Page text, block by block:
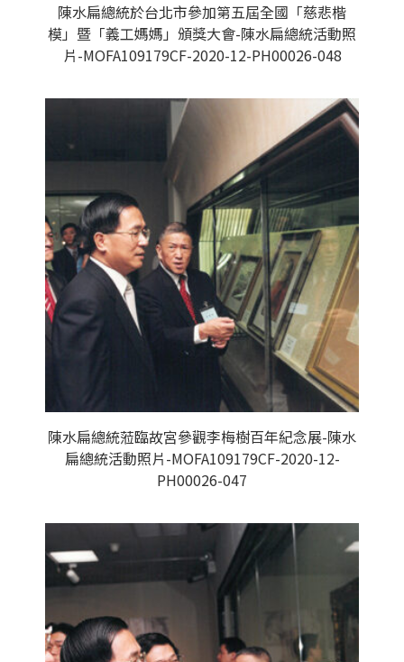
陳水扁總統於台北市參加第五屆全國「慈悲楷
模」暨「義工媽媽」頒獎大會-陳水扁總統活動照
片-MOFA109179CF-2020-12-PH00026-048
陳水扁總統蒞臨故宮參觀李梅樹百年紀念展-陳水
扁總統活動照片-MOFA109179CF-2020-12-
PH00026-047